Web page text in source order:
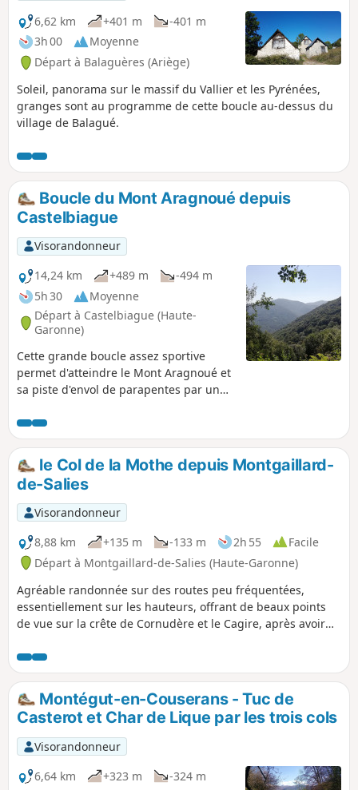
6,62 km
+401 m
-401 m
3h 00
Moyenne
Départ à Balaguères (Ariège)
Soleil, panorama sur le massif du Vallier et les Pyrénées,
granges sont au programme de cette boucle au-dessus du
village de Balagué.
Boucle du Mont Aragnoué depuis
Castelbiague
Visorandonneur
14,24 km
+489 m
-494 m
5h 30
Moyenne
Départ à Castelbiague (Haute-
Garonne)
Cette grande boucle assez sportive
permet d'atteindre le Mont Aragnoué et
sa piste d'envol de parapentes par un
relativement rapide pour redescendre
plus tranquillement par le Col d'Arbas et
la face Ouest du Tucas avant de
rejoindre votre point de départ, le petit
village de Castelbiague.
le Col de la Mothe depuis Montgaillard-
de-Salies
Visorandonneur
8,88 km
+135 m -133 m 2h 55
Facile
Départ à Montgaillard-de-Salies (Haute-Garonne)
Agréable randonnée sur des routes peu fréquentées,
essentiellement sur les hauteurs, offrant de beaux points
de vue sur la crête de Cornudère et le Cagire, après avoir
au son de l'eau courante, devrait charmer les randonneurs.
Respectez les portails.
Montégut-en-Couserans - Tuc de
Casterot et Char de Lique par les trois cols
Visorandonneur
6,64 km
+323 m
-324 m